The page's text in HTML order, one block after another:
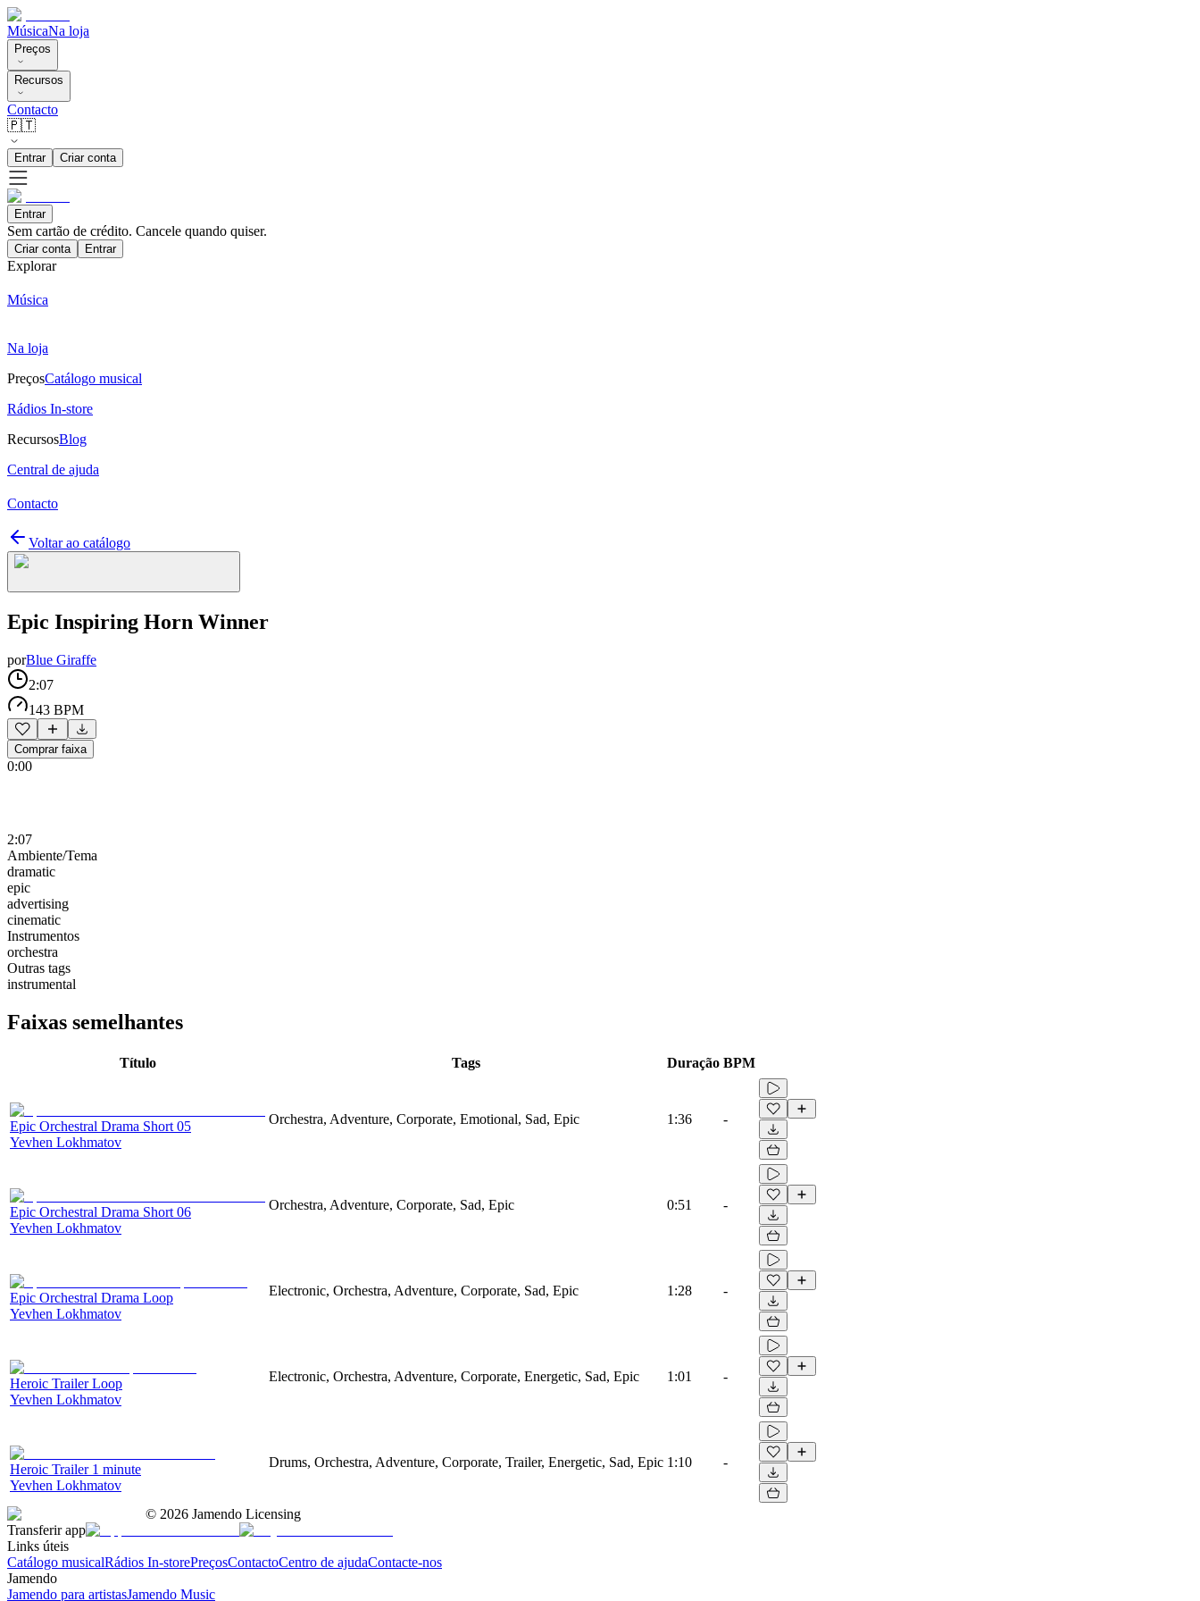
MúsicaNa loja
Preços
Recursos
Contacto
🇵🇹
Entrar Criar conta
Entrar
Sem cartão de crédito. Cancele quando quiser.
Criar conta Entrar
Explorar
Música
Na loja
PreçosCatálogo musical
Rádios In-store
RecursosBlog
Central de ajuda
Contacto
Voltar ao catálogo
Epic Inspiring Horn Winner
porBlue Giraffe
2:07
143 BPM
Comprar faixa
0:00
2:07
Ambiente/Tema
dramatic
epic
advertising
cinematic
Instrumentos
orchestra
Outras tags
instrumental
Faixas semelhantes
Título Tags Duração BPM
Epic Orchestral Drama Short 05
Yevhen Lokhmatov
Orchestra, Adventure, Corporate, Emotional, Sad, Epic 1:36 -
Epic Orchestral Drama Short 06
Yevhen Lokhmatov
Orchestra, Adventure, Corporate, Sad, Epic 0:51 -
Epic Orchestral Drama Loop
Yevhen Lokhmatov
Electronic, Orchestra, Adventure, Corporate, Sad, Epic 1:28 -
Heroic Trailer Loop
Yevhen Lokhmatov
Electronic, Orchestra, Adventure, Corporate, Energetic, Sad, Epic 1:01 -
Heroic Trailer 1 minute
Yevhen Lokhmatov
Drums, Orchestra, Adventure, Corporate, Trailer, Energetic, Sad, Epic 1:10 -
© 2026 Jamendo Licensing
Transferir app
Links úteis
Catálogo musicalRádios In-storePreçosContactoCentro de ajudaContacte-nos
Jamendo
Jamendo para artistasJamendo Music